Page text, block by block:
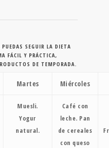
SEGUIR LA DIETA
FÁCIL Y PRÁCTICA,
DE TEMPORADA.
Martes Miércoles
Muesli.
Yogur
natural.
Café con
leche. Pan
de cereales
con queso